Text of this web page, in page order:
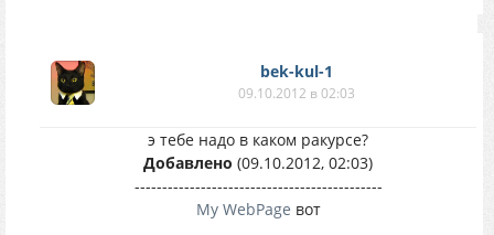
bek-kul-1
09.10.2012 в 02:03
э тебе надо в каком ракурсе?
Добавлено (09.10.2012, 02:03)
---------------------------------------------
My WebPage вот